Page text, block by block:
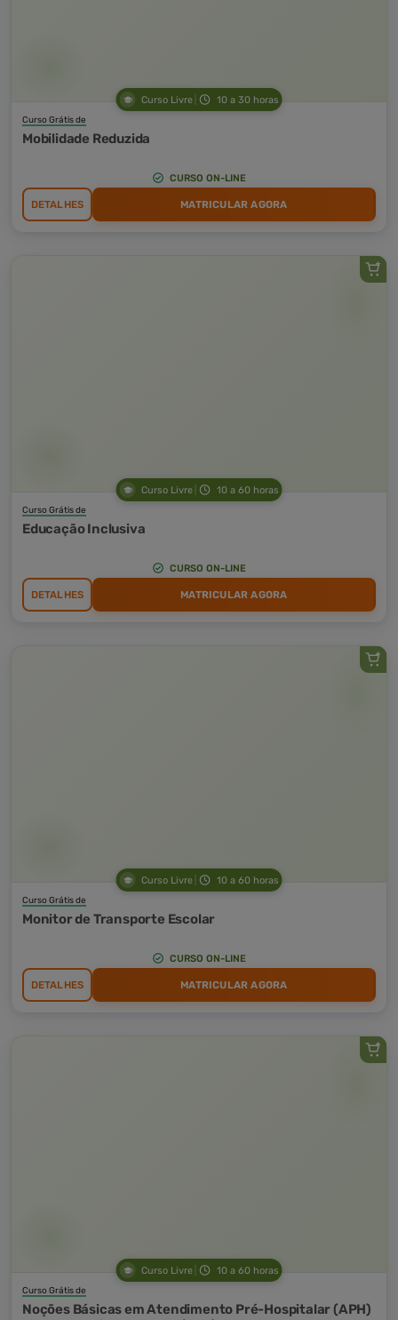
Curso Livre 10 a 30 horas
Curso Grátis de
Mobilidade Reduzida
CURSO ON-LINE
DETALHES MATRICULAR AGORA
Curso Livre 10 a 60 horas
Curso Grátis de
Educação Inclusiva
CURSO ON-LINE
DETALHES MATRICULAR AGORA
Curso Livre 10 a 60 horas
Curso Grátis de
Monitor de Transporte Escolar
CURSO ON-LINE
DETALHES MATRICULAR AGORA
Curso Livre 10 a 60 horas
Curso Grátis de
Noções Básicas em Atendimento Pré-Hospitalar (APH)